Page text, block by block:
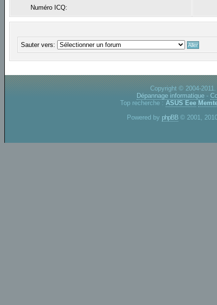
Numéro ICQ:
Sauter vers:
Copyright © 2004-
Dépannage informatique -
Top recherche : ASUS Eee
Powered by phpBB © 2001,